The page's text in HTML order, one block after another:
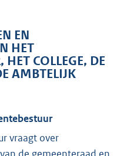
EN
HET
HET COLLEGE, DE
AMBTELIJK
vraagt over